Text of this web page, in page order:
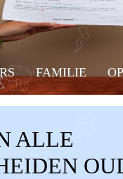
FAMILIE
MOMENTEN
OUDERS
ALLE